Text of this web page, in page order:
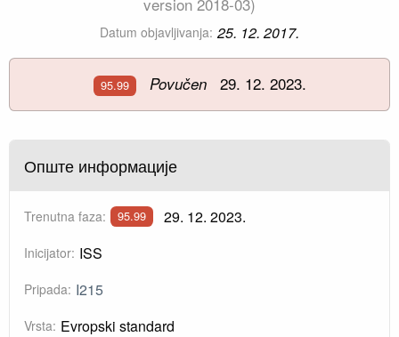
Datum objavljivanja: 25. 12. 2017.
95.99 Povučen29. 12. 2023.
Опште информације
Trenutna faza: 95.99 29. 12. 2023.
Inicijator: ISS
Pripada: I215
Vrsta: Evropski standard